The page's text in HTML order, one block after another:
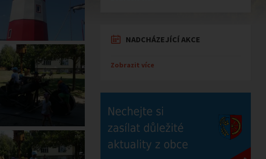
NADCHÁZEJÍCÍ AKCE
Zobrazit více